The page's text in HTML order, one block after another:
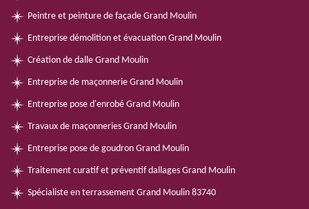
Peintre et peinture de façade Grand Moulin
Entreprise démolition et évacuation Grand Moulin
Création de dalle Grand Moulin
Entreprise de maçonnerie Grand Moulin
Entreprise pose d'enrobé Grand Moulin
Travaux de maçonneries Grand Moulin
Entreprise pose de goudron Grand Moulin
Traitement curatif et préventif dallages Grand Moulin
Spécialiste en terrassement Grand Moulin 83740